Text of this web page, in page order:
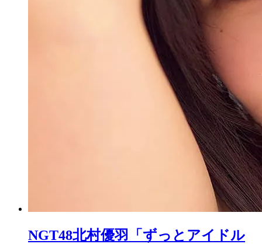
NGT48北村優羽「ずっとアイドル